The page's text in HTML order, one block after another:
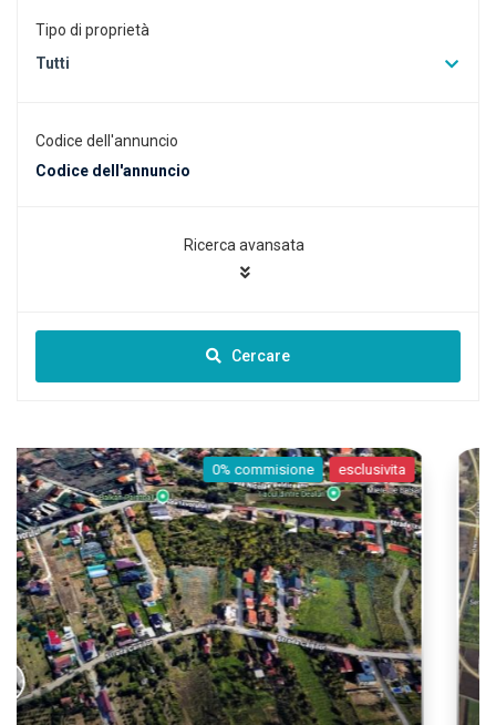
Tipo di proprietà
Tutti
Codice dell'annuncio
Ricerca avansata
Cercare
0% commisione